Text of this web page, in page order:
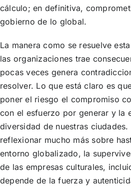
cálculo; en definitiva,
gobierno de lo global.
La manera como se resuelve
las organizaciones trae
pocas veces genera
resolver. Lo que está claro es
poner el riesgo el compromiso
con el esfuerzo por generar y la
diversidad de nuestras
reflexionar mucho más sobre
entorno globalizado, la
de las empresas culturales,
depende de la fuerza y